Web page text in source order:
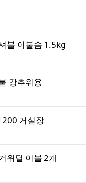
블 이불솜 1.5kg
강추위용
거실장
위털 이불 2개